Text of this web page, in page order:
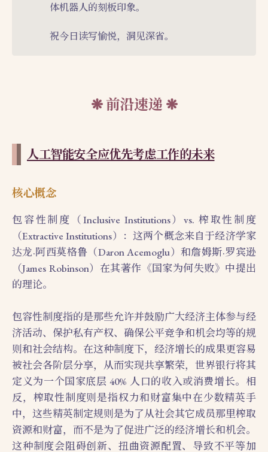
体机器人的刻板印象。
祝今日读写愉悦，洞见深省。
前沿速递
人工智能安全应优先考虑工作的未来
核心概念
包容性制度（Inclusive Institutions）vs. 榨取性制度
（Extractive Institutions）：这两个概念来自于经济学家
达龙·阿西莫格鲁（Daron Acemoglu）和詹姆斯·罗宾逊
（James Robinson）在其著作《国家为何失败》中提出
的理论。
包容性制度指的是那些允许并鼓励广大经济主体参与经
济活动、保护私有产权、确保公平竞争和机会均等的规
则和社会结构。在这种制度下，经济增长的成果更容易
被社会各阶层分享，从而实现共享繁荣，世界银行将其
定义为一个国家底层 40% 人口的收入或消费增长。相
反，榨取性制度则是指权力和财富集中在少数精英手
中，这些精英制定规则是为了从社会其它成员那里榨取
资源和财富，而不是为了促进广泛的经济增长和机会。
这种制度会阻碍创新、扭曲资源配置、导致不平等加